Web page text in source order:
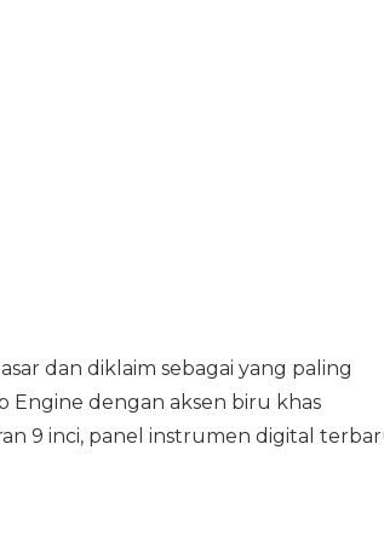
dan diklaim sebagai yang paling
dengan aksen biru khas
9 inci, panel instrumen digital